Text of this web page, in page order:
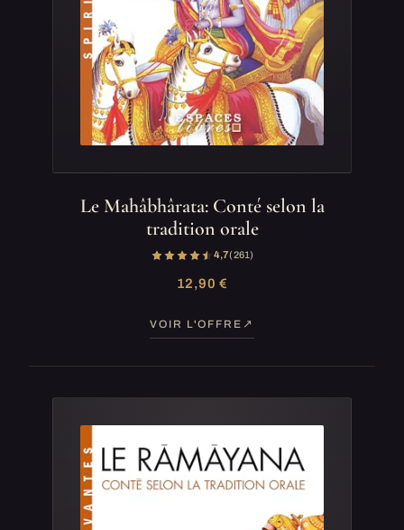
Le Mahâbhârata: Conté selon la
tradition orale
4,7(261)
12,90 €
VOIR L'OFFRE